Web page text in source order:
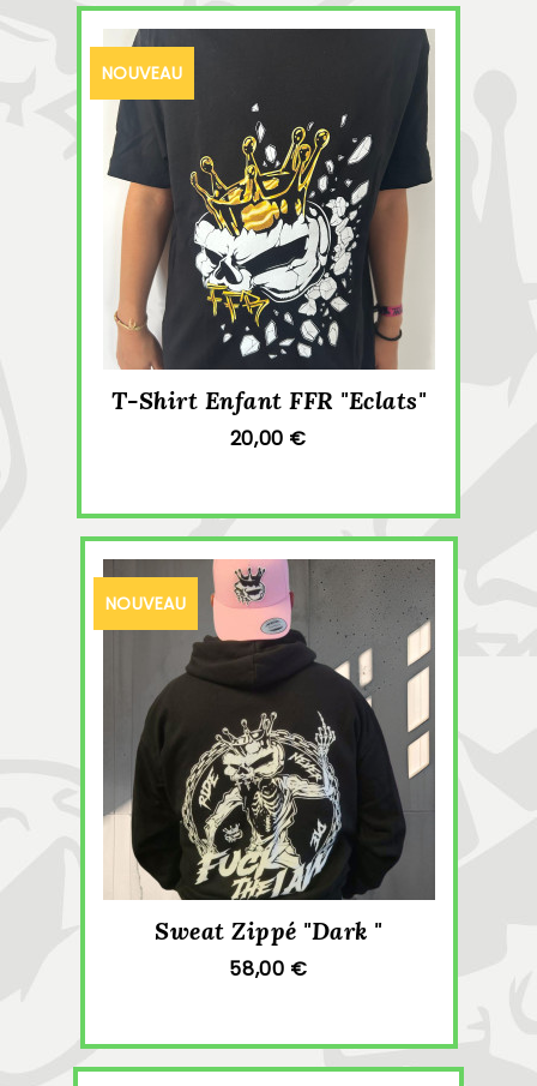
NOUVEAU
T-Shirt Enfant FFR "Eclats"
20,00 €
NOUVEAU
Sweat Zippé "Dark "
58,00 €